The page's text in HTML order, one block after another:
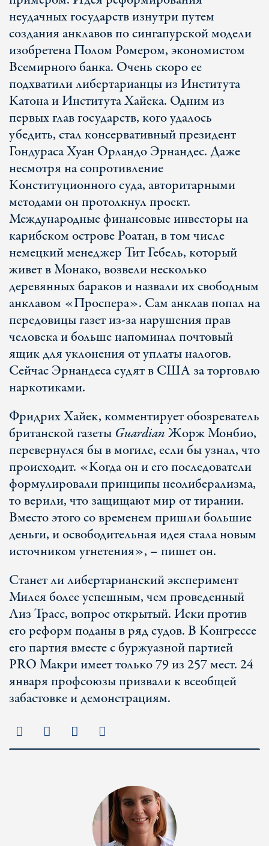
неудачных государств изнутри путем
создания анклавов по сингапурской модели
изобретена Полом Ромером, экономистом
Всемирного банка. Очень скоро ее
подхватили либертарианцы из Института
Катона и Института Хайека. Одним из
первых глав государств, кого удалось
убедить, стал консервативный президент
Гондураса Хуан Орландо Эрнандес. Даже
несмотря на сопротивление
Конституционного суда, авторитарными
методами он протолкнул проект.
Международные финансовые инвесторы на
карибском острове Роатан, в том числе
немецкий менеджер Тит Гебель, который
живет в Монако, возвели несколько
деревянных бараков и назвали их свободным
анклавом «Проспера». Сам анклав попал на
передовицы газет из-за нарушения прав
человека и больше напоминал почтовый
ящик для уклонения от уплаты налогов.
Сейчас Эрнандеса судят в США за торговлю
наркотиками.
Фридрих Хайек, комментирует обозреватель
британской газеты GuardianЖорж Монбио,
перевернулся бы в могиле, если бы узнал, что
происходит. «Когда он и его последователи
формулировали принципы неолиберализма,
то верили, что защищают мир от тирании.
Вместо этого со временем пришли большие
деньги, и освободительная идея стала новым
источником угнетения», – пишет он.
Станет ли либертарианский эксперимент
Милея более успешным, чем проведенный
Лиз Трасс, вопрос открытый. Иски против
его реформ поданы в ряд судов. В Конгрессе
его партия вместе с буржуазной партией
PRO Макри имеет только 79 из 257 мест. 24
января профсоюзы призвали к всеобщей
забастовке и демонстрациям.